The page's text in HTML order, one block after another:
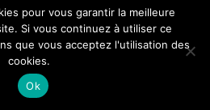
pour vous garantir la meilleure
Si vous continuez à utiliser ce
que vous acceptez l'utilisation des
cookies.
Ok